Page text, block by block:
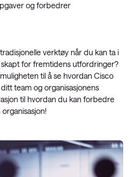
og forbedrer
verktøy når du kan ta i
for fremtidens utfordringer?
til å se hvordan Cisco
team og organisasjonens
til hvordan du kan forbedre